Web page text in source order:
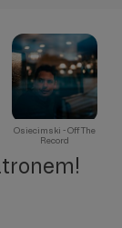
Osiecimski - Off The
Record